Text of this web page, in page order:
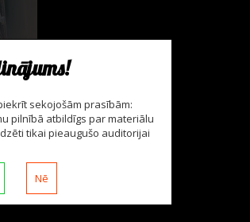
sekojošām prasībām:
pilnībā atbildīgs par materiālu
tikai pieaugušo auditorijai
Nē